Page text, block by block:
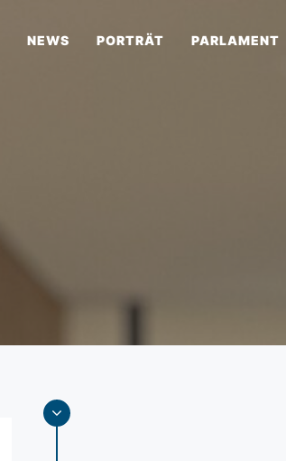
NEWS PORTRÄT PARLAMENT